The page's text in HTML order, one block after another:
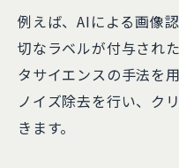
例えば、AIによる画像
切なラベルが付与され
タサイエンスの手法を
ノイズ除去を行い、ク
きます。